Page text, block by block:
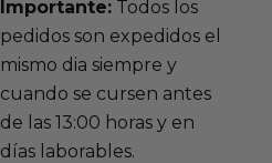
Importante:Todos los
pedidos son expedidos el
mismo dia siempre y
cuando se cursen antes
de las 13:00 horas y en
días laborables.